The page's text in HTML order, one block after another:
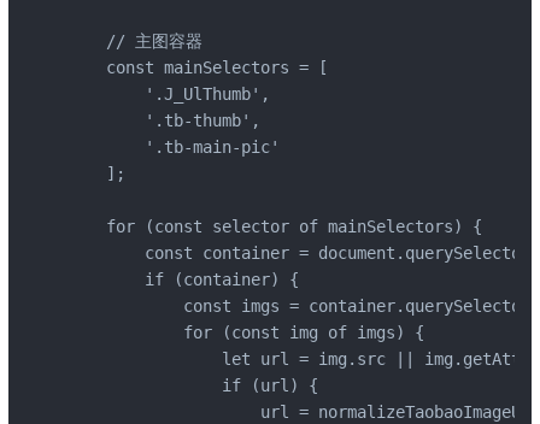
    // 主图容器
    const mainSelectors = [
        '.J_UlThumb',
        '.tb-thumb',
        '.tb-main-pic'
    ];
    for (const selector of mainSelectors) {
const container =
        if (container) {
const imgs =
            for (const img of imgs) {
let url = img.src ||
                if (url) {
url =